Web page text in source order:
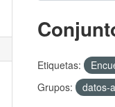
Etiquetas:
Grupos:
datos-